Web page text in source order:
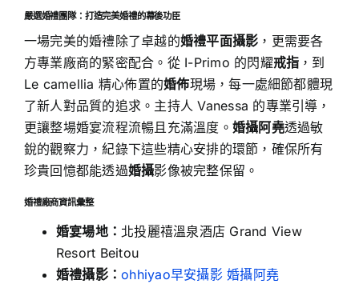
嚴選婚禮團隊：打造完美婚禮的幕後功臣
一場完美的婚禮除了卓越的婚禮平面攝影 ，更需要各
方專業廠商的緊密配合。從 I-Primo 的閃耀戒指 ，到
Le camellia 精心佈置的婚佈現場，每一處細節都體現
了新人對品質的追求。主持人 Vanessa 的專業引導，
更讓整場婚宴流程流暢且充滿溫度。 婚攝阿堯透過敏
銳的觀察力，紀錄下這些精心安排的環節，確保所有
珍貴回憶都能透過婚攝影像被完整保留。
婚禮廠商資訊彙整
婚宴場地： 北投麗禧溫泉酒店 Grand View
Resort Beitou
婚禮攝影：ohhiyao早安攝影 婚攝阿堯